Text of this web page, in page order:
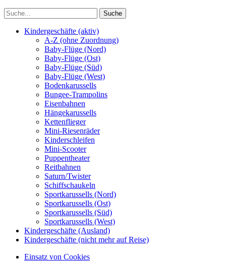
Kindergeschäfte (aktiv)
A-Z (ohne Zuordnung)
Baby-Flüge (Nord)
Baby-Flüge (Ost)
Baby-Flüge (Süd)
Baby-Flüge (West)
Bodenkarussells
Bungee-Trampolins
Eisenbahnen
Hängekarussells
Kettenflieger
Mini-Riesenräder
Kinderschleifen
Mini-Scooter
Puppentheater
Reitbahnen
Saturn/Twister
Schiffschaukeln
Sportkarussells (Nord)
Sportkarussells (Ost)
Sportkarussells (Süd)
Sportkarussells (West)
Kindergeschäfte (Ausland)
Kindergeschäfte (nicht mehr auf Reise)
Einsatz von Cookies